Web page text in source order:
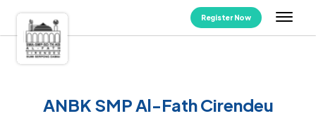
Register Now
ANBK SMP Al-Fath Cirendeu